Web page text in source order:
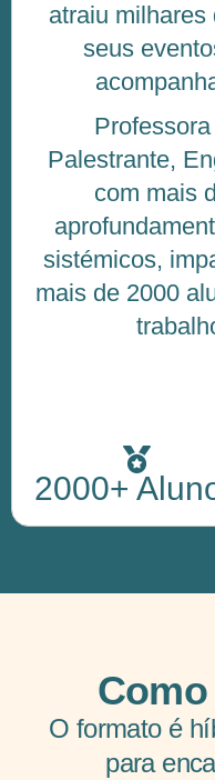
atraiu
seus
Palestrante,
com mais
sistémicos,
mais de 2000
2000+
O formato é
para